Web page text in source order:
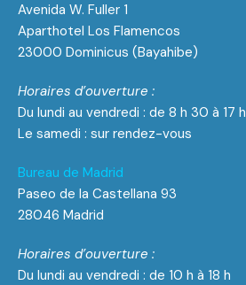
Avenida W. Fuller 1
Aparthotel Los Flamencos
23000 Dominicus (Bayahibe)
Horaires d’ouverture :
Du lundi au vendredi : de 8 h 30 à 17 h
Le samedi : sur rendez-vous
Bureau de Madrid
Paseo de la Castellana 93
28046 Madrid
Horaires d’ouverture :
Du lundi au vendredi : de 10 h à 18 h